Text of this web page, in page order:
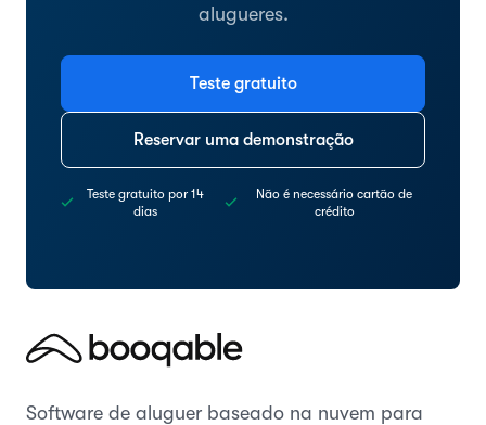
alugueres.
Teste gratuito
Reservar uma demonstração
Teste gratuito por 14
dias
Não é necessário cartão de
crédito
Software de aluguer baseado na nuvem para